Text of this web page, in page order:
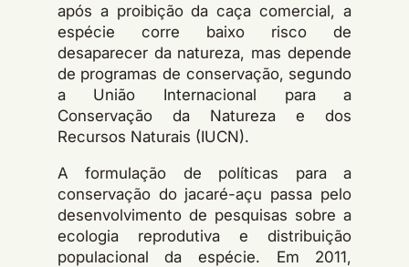
após a proibição da caça comercial, a
espécie corre baixo risco de
desaparecer da natureza, mas depende
de programas de conservação, segundo
a União Internacional para a
Conservação da Natureza e dos
Recursos Naturais (IUCN).
A formulação de polí­ticas para a
conservação do jacaré-açu passa pelo
desenvolvimento de pesquisas sobre a
ecologia reprodutiva e distribuição
populacional da espécie. Em 2011,